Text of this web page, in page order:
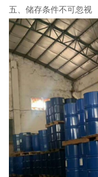
五、储存条件不可忽视